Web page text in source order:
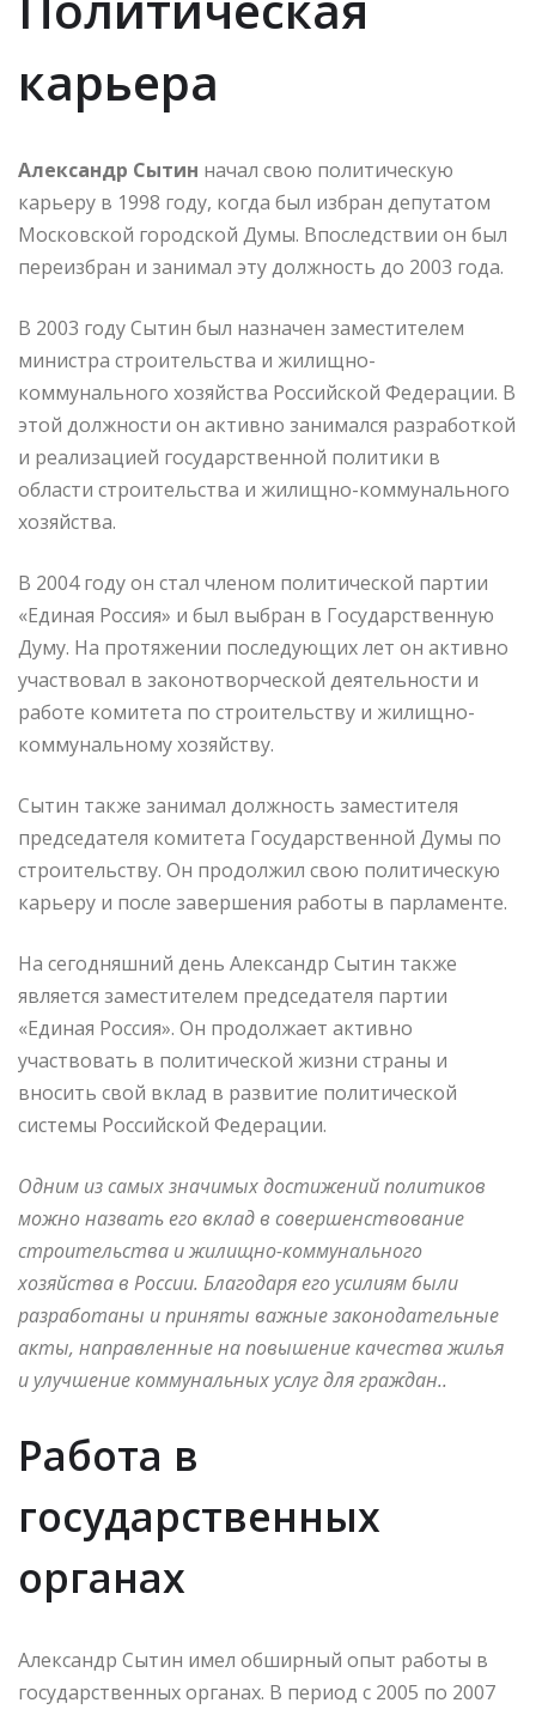
карьера
Александр Сытин начал свою политическую
карьеру в 1998 году, когда был избран депутатом
Московской городской Думы. Впоследствии он был
переизбран и занимал эту должность до 2003 года.
В 2003 году Сытин был назначен заместителем
министра строительства и жилищно-
коммунального хозяйства Российской Федерации. В
этой должности он активно занимался разработкой
и реализацией государственной политики в
области строительства и жилищно-коммунального
хозяйства.
В 2004 году он стал членом политической партии
«Единая Россия» и был выбран в Государственную
Думу. На протяжении последующих лет он активно
участвовал в законотворческой деятельности и
работе комитета по строительству и жилищно-
коммунальному хозяйству.
Сытин также занимал должность заместителя
председателя комитета Государственной Думы по
строительству. Он продолжил свою политическую
карьеру и после завершения работы в парламенте.
На сегодняшний день Александр Сытин также
является заместителем председателя партии
«Единая Россия». Он продолжает активно
участвовать в политической жизни страны и
вносить свой вклад в развитие политической
системы Российской Федерации.
Одним из самых значимых достижений политиков
можно назвать его вклад в совершенствование
строительства и жилищно-коммунального
хозяйства в России. Благодаря его усилиям были
разработаны и приняты важные законодательные
акты, направленные на повышение качества жилья
и улучшение коммунальных услуг для граждан..
Работа в
государственных
органах
Александр Сытин имел обширный опыт работы в
государственных органах. В период с 2005 по 2007